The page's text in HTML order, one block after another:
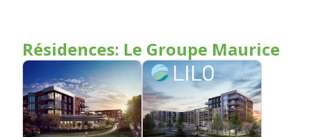
Résidences: Le Groupe Maurice